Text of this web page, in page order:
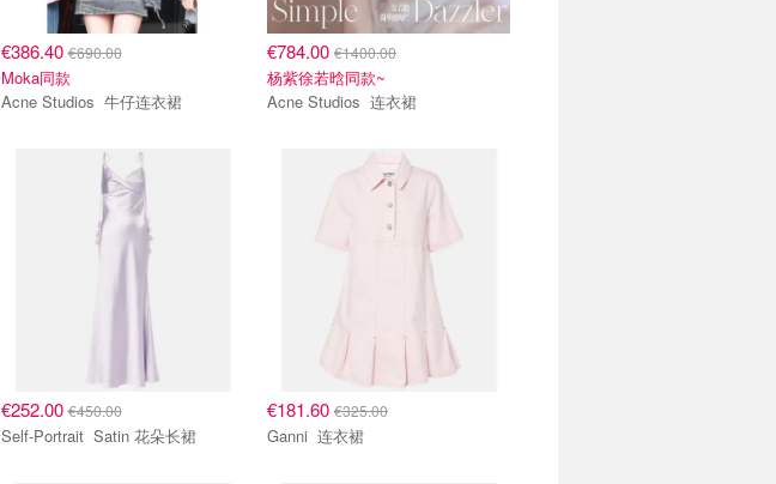
€386.40€690.00
Moka同款
Acne Studios 牛仔连衣裙
€784.00 €1400.00
杨紫徐若晗同款~
Acne Studios 连衣裙
€252.00€450.00
Self-Portrait Satin 花朵长裙
€181.60 €325.00
Ganni 连衣裙